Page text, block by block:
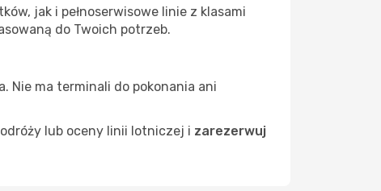
jak i pełnoserwisowe linie z klasami
do Twoich potrzeb.
Nie ma terminali do pokonania ani
lub oceny linii lotniczej i zarezerwuj